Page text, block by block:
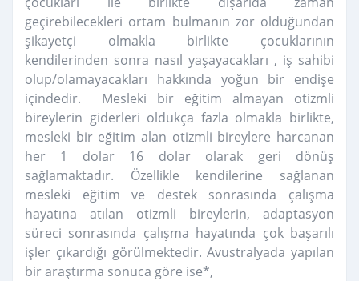
geçirebilecekleri ortam bulmanın zor olduğundan
şikayetçi olmakla birlikte çocuklarının
kendilerinden sonra nasıl yaşayacakları , iş sahibi
olup/olamayacakları hakkında yoğun bir endişe
içindedir. Mesleki bir eğitim almayan otizmli
bireylerin giderleri oldukça fazla olmakla birlikte,
mesleki bir eğitim alan otizmli bireylere harcanan
her 1 dolar 16 dolar olarak geri dönüş
sağlamaktadır. Özellikle kendilerine sağlanan
mesleki eğitim ve destek sonrasında çalışma
hayatına atılan otizmli bireylerin, adaptasyon
süreci sonrasında çalışma hayatında çok başarılı
işler çıkardığı görülmektedir. Avustralyada yapılan
bir araştırma sonuca göre ise*,